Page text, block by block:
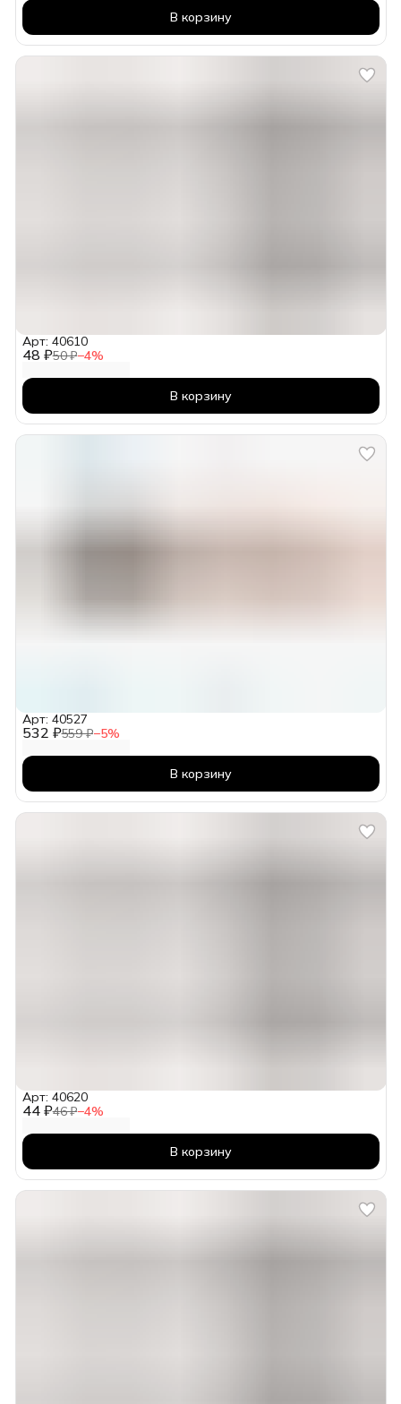
В корзину
48 ₽50 ₽−4%
Арт: 40610
В корзину
532 ₽559 ₽−5%
Арт: 40527
В корзину
44 ₽46 ₽−4%
Арт: 40620
В корзину